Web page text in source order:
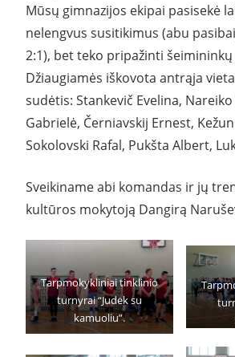
Mūsų gimnazijos ekipai pasisekė
nelengvus susitikimus (abu
2:1), bet teko pripažinti
Džiaugiamės iškovota antrąja
sudėtis: Stankevič Evelina,
Gabrielė, Černiavskij Ernest,
Sokolovski Rafal, Pukšta Albert,
Sveikiname abi komandas ir jų
kultūros mokytoją Dangirą
Tarpmokykliniai tinklinio
turnyrai “Judėk su
kamuoliu”.